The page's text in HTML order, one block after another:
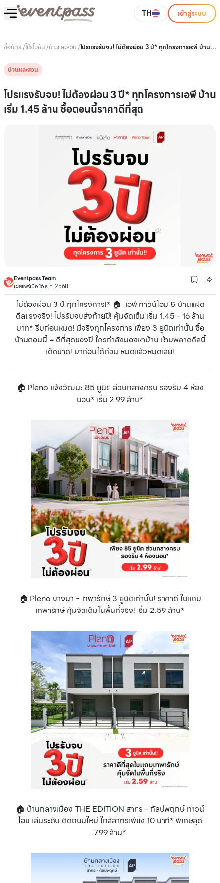
TH เข้าสู่ระบบ
ซื้อบัตร /โปรโมชัน/บ้านและสวน/โปรแรงรับจบ! ไม่ต้องผ่อน 3 ปี* ทุกโครงการเอพี บ้าน
บ้านและสวน
โปรแรงรับจบ! ไม่ต้องผ่อน 3 ปี* ทุกโครงการเอพี บ้าน
เริ่ม 1.45 ล้าน ซื้อตอนนี้ราคาดีที่สุด
Eventpass Team
เผยแพร่เมื่อ 16 ธ.ค. 2568
ไม่ต้องผ่อน 3 ปี ทุกโครงการ!* 🏠 เอพี ทาวน์โฮม & บ้านแฝด
ดีลแรงจริง! โปรรับจบส่งท้ายปี! คุ้มจัดเต็ม เริ่ม 1.45 - 16 ล้าน
บาท* รีบก่อนหมด! มีจริงทุกโครงการ เพียง 3 ยูนิตเท่านั้น ซื้อ
บ้านตอนนี้ = ดีที่สุดของปี ใครกำลังมองหาบ้าน ห้ามพลาดดีลนี้
เด็ดขาด! มาก่อนได้ก่อน หมดแล้วหมดเลย!
🏠 Pleno แจ้งวัฒนะ 85 ยูนิต ส่วนกลางครบ รองรับ 4 ห้อง
นอน* เริ่ม 2.99 ล้าน*
🏠 Pleno บางนา - เทพารักษ์ 3 ยูนิตเท่านั้น! ราคาดี ในแถบ
เทพารักษ์ คุ้มจัดเต็มในพื้นที่จริง! เริ่ม 2.59 ล้าน*
🏠 บ้านกลางเมือง THE EDITION สาทร - กัลปพฤกษ์ ทาวน์
โฮม เล่นระดับ ติดถนนใหม่ ใกล้สาทรเพียง 10 นาที* พิเศษสุด
7.99 ล้าน*